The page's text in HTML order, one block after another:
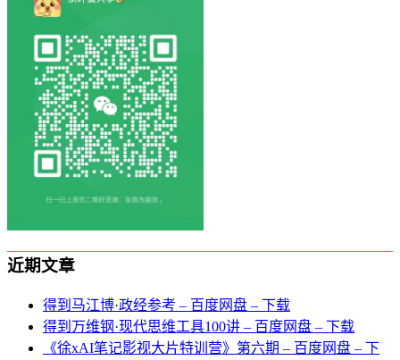
近期文章
得到马江博·政经参考 – 百度网盘 – 下载
得到万维钢·现代思维⼯具100讲 – 百度网盘 – 下载
《徐xAI笔记影视大片特训营》第六期 – 百度网盘 – 下